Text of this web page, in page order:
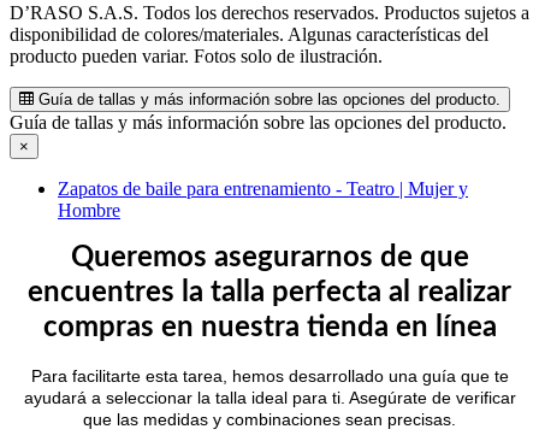
D’RASO S.A.S. Todos los derechos reservados. Productos sujetos a
disponibilidad de colores/materiales. Algunas características del
producto pueden variar. Fotos solo de ilustración.
Guía de tallas y más información sobre las opciones del producto.
Guía de tallas y más información sobre las opciones del producto.
×
Zapatos de baile para entrenamiento - Teatro | Mujer y
Hombre
Queremos asegurarnos de que
encuentres la talla perfecta al realizar
compras en nuestra tienda en línea
Para facilitarte esta tarea, hemos desarrollado una guía que te
ayudará a seleccionar la talla ideal para ti. Asegúrate de verificar
que las medidas y combinaciones sean precisas.